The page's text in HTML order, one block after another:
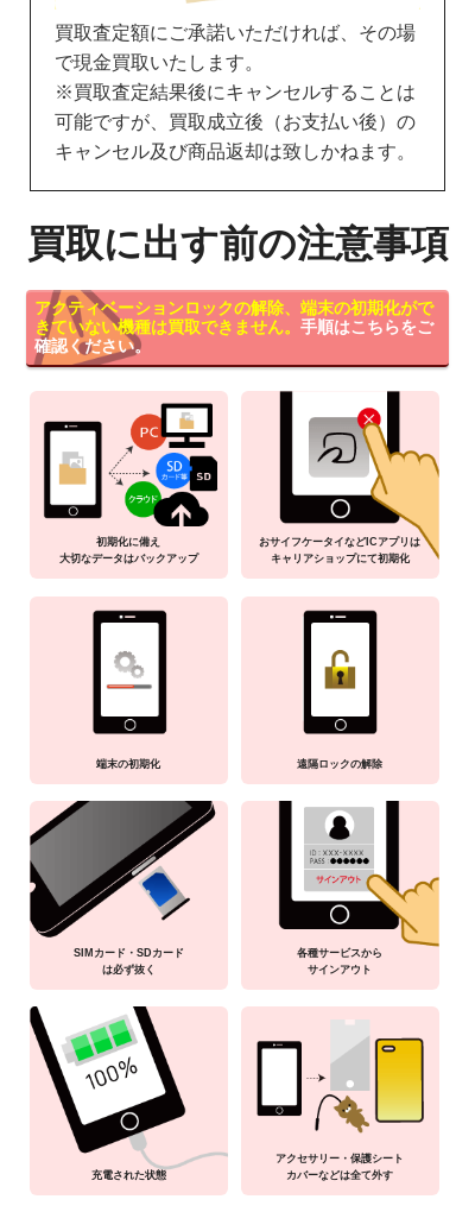
買取査定額にご承諾いただければ、その場
で現金買取いたします。
※買取査定結果後にキャンセルすることは
可能ですが、買取成立後（お支払い後）の
キャンセル及び商品返却は致しかねます。
買取に出す前の注意事項
アクティベーションロックの解除、端末の初期化がで
きていない機種は買取できません。 手順はこちらをご
確認ください。
初期化に備え
大切なデータはバックアップ
おサイフケータイなどICアプリは
キャリアショップにて初期化
端末の初期化 遠隔ロックの解除
SIMカード・SDカード
は必ず抜く
各種サービスから
サインアウト
充電された状態
アクセサリー・保護シート
カバーなどは全て外す